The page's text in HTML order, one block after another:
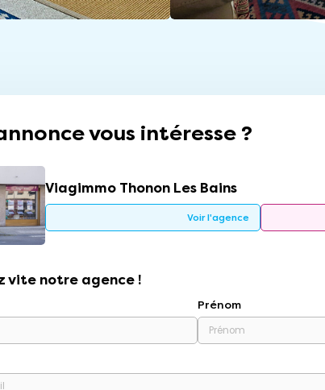
vous intéresse ?
Viagimmo Thonon Les Bains
Voir l'agence
vite notre agence !
Prénom